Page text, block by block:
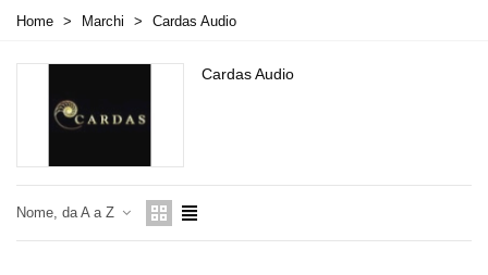
Home > Marchi > Cardas Audio
Cardas Audio
Nome, da A a Z